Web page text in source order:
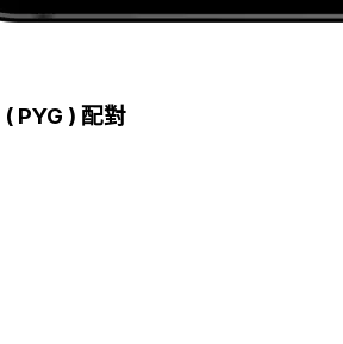
PYG ) 配對